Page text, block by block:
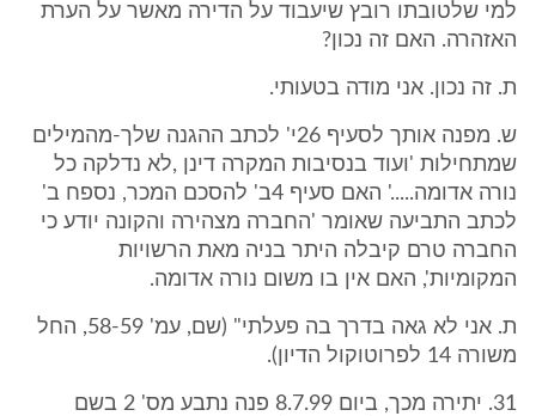
למי שלטובתו רובץ שיעבוד על הדירה מאשר על הערת
האזהרה. האם זה נכון?
ת. זה נכון. אני מודה בטעותי.
ש. מפנה אותך לסעיף 26י' לכתב ההגנה שלך-מהמילים
שמתחילות 'ועוד בנסיבות המקרה דינן ,לא נדלקה כל
נורה אדומה.....' האם סעיף 4ב' להסכם המכר, נספח ב'
לכתב התביעה שאומר 'החברה מצהירה והקונה יודע כי
החברה טרם קיבלה היתר בניה מאת הרשויות
המקומיות', האם אין בו משום נורה אדומה.
ת. אני לא גאה בדרך בה פעלתי" (שם, עמ' 58-59, החל
משורה 14 לפרוטוקול הדיון).
31. יתירה מכך, ביום 8.7.99 פנה נתבע מס' 2 בשם